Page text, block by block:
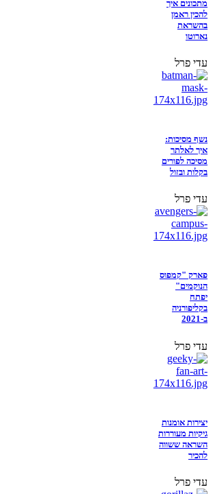
מתכונים איך
להכין ראמן
בהשראת
נארוטו
עדי פרל
נשף מסיכות:
איך לאלתר
מסיכה לפורים
בקלות ובזול
עדי פרל
פארק "קמפוס
הנוקמים"
יפתח
בקליפורניה
ב-2021
עדי פרל
יצירות אומנות
גיקיות מעוררות
השראה ששווה
להכיר
עדי פרל